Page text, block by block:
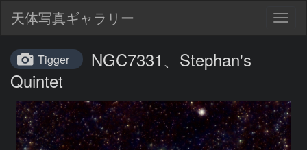
天体写真ギャラリー
Tigger
NGC7331、Stephan's
Quintet